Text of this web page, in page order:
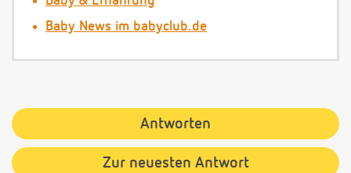
Baby News im babyclub.de
Antworten
Zur neuesten Antwort